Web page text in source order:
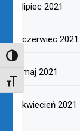
TOGGLE HIGH
TOGGLE FONT SIZE
lipiec 2021
czerwiec 2021
maj 2021
kwiecień 2021